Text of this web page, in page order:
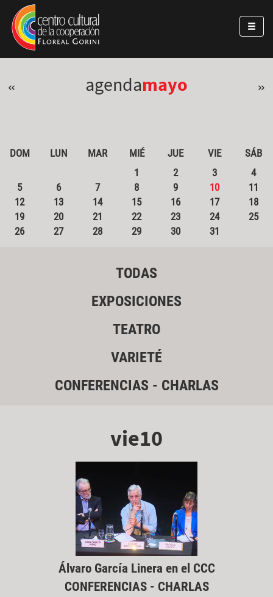
Pasar al contenido principal
Jump to main content
« agendamayo »
DOM LUN MAR MIÉ JUE VIE
SÁB
1
2 3
4
5
6 7 8 9 10
11
12
13 14 15 16 17
18
19
20 21 22 23 24
25
26
27 28 29 30 31
TODAS
EXPOSICIONES
TEATRO
VARIETÉ
CONFERENCIAS - CHARLAS
vie10
Álvaro García Linera en el CCC
CONFERENCIAS - CHARLAS